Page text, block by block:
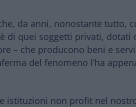
da anni, nonostante tutto,
di quei soggetti privati, dotati
– che producono beni e
del fenomeno l’ha
istituzioni non profit nel